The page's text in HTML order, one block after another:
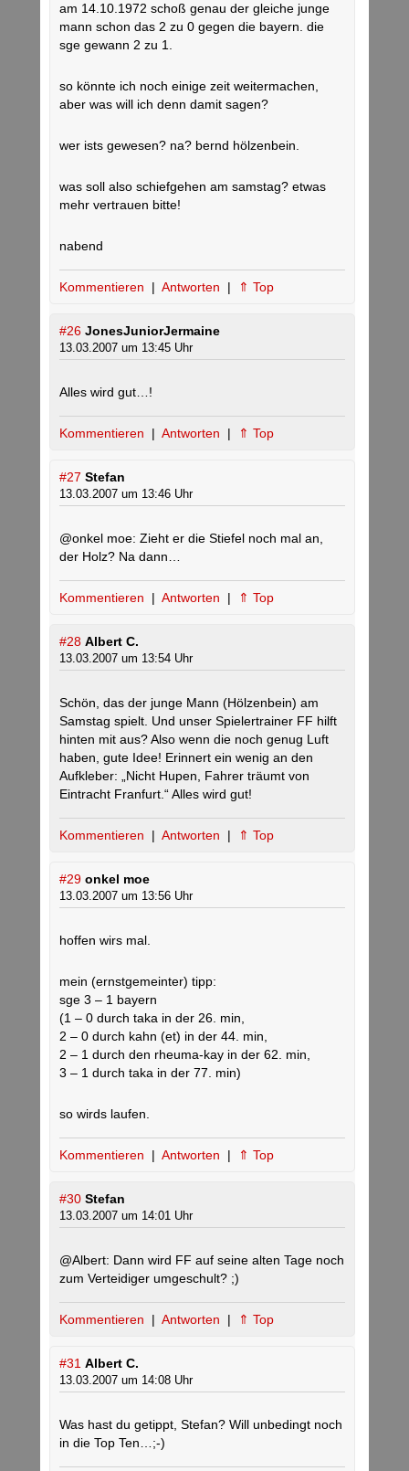
am 14.10.1972 schoß genau der gleiche junge
mann schon das 2 zu 0 gegen die bayern. die
sge gewann 2 zu 1.
so könnte ich noch einige zeit weitermachen,
aber was will ich denn damit sagen?
wer ists gewesen? na? bernd hölzenbein.
was soll also schiefgehen am samstag? etwas
mehr vertrauen bitte!
nabend
Kommentieren | Antworten | ⇑ Top
#26 JonesJuniorJermaine
13.03.2007 um 13:45 Uhr
Alles wird gut…!
Kommentieren | Antworten | ⇑ Top
#27 Stefan
13.03.2007 um 13:46 Uhr
@onkel moe: Zieht er die Stiefel noch mal an,
der Holz? Na dann…
Kommentieren | Antworten | ⇑ Top
#28 Albert C.
13.03.2007 um 13:54 Uhr
Schön, das der junge Mann (Hölzenbein) am
Samstag spielt. Und unser Spielertrainer FF hilft
hinten mit aus? Also wenn die noch genug Luft
haben, gute Idee! Erinnert ein wenig an den
Aufkleber: „Nicht Hupen, Fahrer träumt von
Eintracht Franfurt.“ Alles wird gut!
Kommentieren | Antworten | ⇑ Top
#29 onkel moe
13.03.2007 um 13:56 Uhr
hoffen wirs mal.
mein (ernstgemeinter) tipp:
sge 3 – 1 bayern
(1 – 0 durch taka in der 26. min,
2 – 0 durch kahn (et) in der 44. min,
2 – 1 durch den rheuma-kay in der 62. min,
3 – 1 durch taka in der 77. min)
so wirds laufen.
Kommentieren | Antworten | ⇑ Top
#30 Stefan
13.03.2007 um 14:01 Uhr
@Albert: Dann wird FF auf seine alten Tage noch
zum Verteidiger umgeschult? ;)
Kommentieren | Antworten | ⇑ Top
#31 Albert C.
13.03.2007 um 14:08 Uhr
Was hast du getippt, Stefan? Will unbedingt noch
in die Top Ten…;-)